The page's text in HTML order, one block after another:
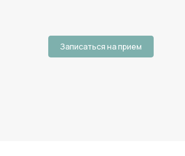
Записаться на прием